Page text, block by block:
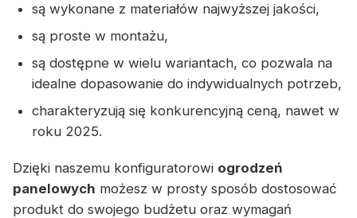
są wykonane z materiałów najwyższej jakości,
są proste w montażu,
są dostępne w wielu wariantach, co pozwala na
idealne dopasowanie do indywidualnych potrzeb,
charakteryzują się konkurencyjną ceną, nawet w
roku 2025.
Dzięki naszemu konfiguratorowi ogrodzeń
panelowych możesz w prosty sposób dostosować
produkt do swojego budżetu oraz wymagań